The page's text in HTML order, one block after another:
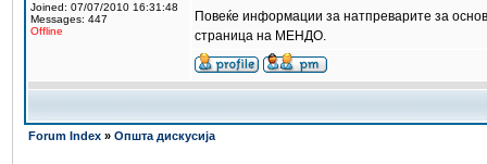
Joined: 07/07/2010 16:31:48
Messages: 447
Offline
Повеќе информации за натпреварите за
страница на МЕНДО.
Forum Index » Општа дискусија